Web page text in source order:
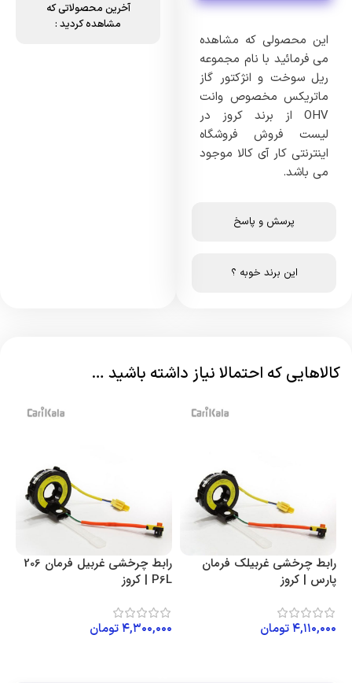
پرسش و پاسخ
این برند خوبه ؟
این محصولی که مشاهده
می فرمائید با نام مجموعه
ریل سوخت و انژکتور گاز
ماتریکس مخصوص وانت
OHV از برند کروز در
لیست فروش فروشگاه
اینترنتی کار آی کالا موجود
می باشد.
آخرین محصولاتی که
مشاهده کردید :
کالاهایی که احتمالا نیاز داشته باشید …
رابط چرخشی غربیلک فرمان
پارس | کروز
۴,۱۱۰,۰۰۰تومان
رابط چرخشی غربیل فرمان 206
P6L | کروز
۴,۳۰۰,۰۰۰تومان